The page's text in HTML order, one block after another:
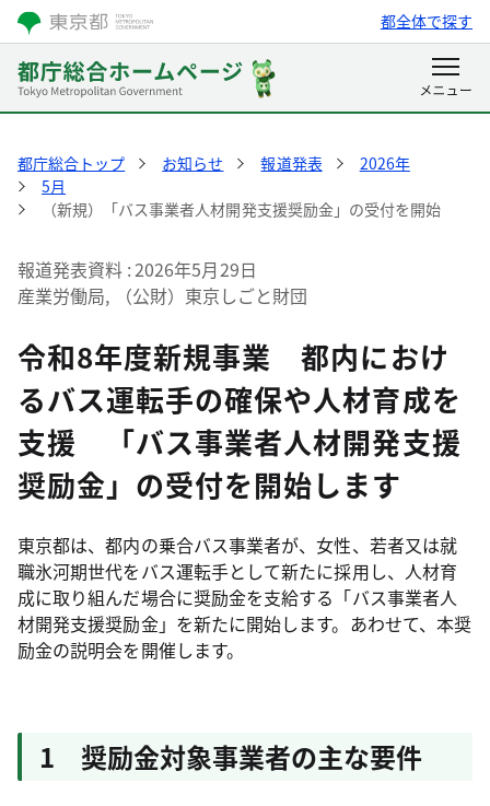
都全体で探す
都庁総合トップ お知らせ 報道発表
2026年
5月
（新規）「バス事業者人材開発支援奨励金」の受付を開始
報道発表資料 2026年5月29日
産業労働局, （公財）東京しごと財団
令和8年度新規事業 都内におけ
るバス運転手の確保や人材育成を
支援 「バス事業者人材開発支援
奨励金」の受付を開始します
東京都は、都内の乗合バス事業者が、女性、若者又は就
職氷河期世代をバス運転手として新たに採用し、人材育
成に取り組んだ場合に奨励金を支給する「バス事業者人
材開発支援奨励金」を新たに開始します。あわせて、本奨
励金の説明会を開催します。
1 奨励金対象事業者の主な要件